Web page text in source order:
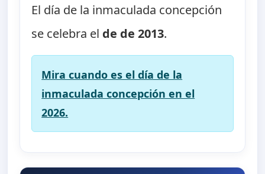
El día de la inmaculada concepción
se celebra el de de 2013.
Mira cuando es el día de la
inmaculada concepción en el
2026.